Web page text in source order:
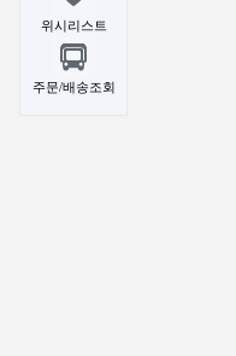
위시리스트
주문/배송조회